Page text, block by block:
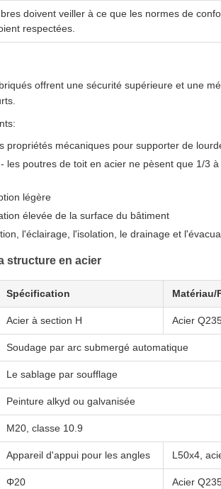
doivent veiller à ce que les normes de
respectées.
offrent une sécurité supérieure et une
propriétés mécaniques pour supporter de
les poutres de toit en acier ne pèsent que 1/3
légère
élevée de la surface du bâtiment
l'éclairage, l'isolation, le drainage et
structure en acier
Spécification Matériau/
Acier à section H Acier
Soudage par arc submergé automatique
Le sablage par soufflage
Peinture alkyd ou galvanisée
M20, classe 10.9
Appareil d'appui pour les angles L50x4,
Φ20 Acier